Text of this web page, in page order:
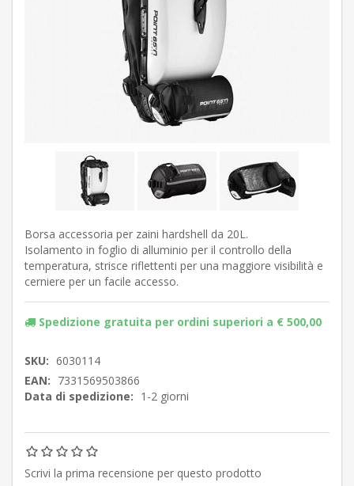
Borsa accessoria per zaini hardshell da 20L.
Isolamento in foglio di alluminio per il controllo della
temperatura, strisce riflettenti per una maggiore visibilità e
cerniere per un facile accesso.
Spedizione gratuita per ordini superiori a € 500,00
SKU: 6030114
EAN: 7331569503866
Data di spedizione: 1-2 giorni
Scrivi la prima recensione per questo prodotto